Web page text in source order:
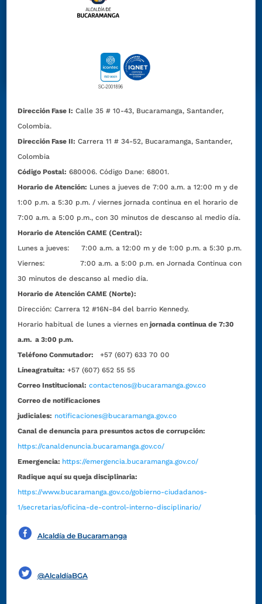
Dirección Fase I: Calle 35 # 10-43, Bucaramanga, Santander,
Colombia.
Dirección Fase II: Carrera 11 # 34-52, Bucaramanga, Santander,
Colombia
Código Postal: 680006. Código Dane: 68001.
Horario de Atención: Lunes a jueves de 7:00 a.m. a 12:00 m y de
1:00 p.m. a 5:30 p.m. / viernes jornada continua en el horario de
7:00 a.m. a 5:00 p.m., con 30 minutos de descanso al medio día.
Horario de Atención CAME (Central):
Lunes a jueves: 7:00 a.m. a 12:00 m y de 1:00 p.m. a 5:30 p.m.
Viernes: 7:00 a.m. a 5:00 p.m. en Jornada Continua con
30 minutos de descanso al medio día.
Horario de Atención CAME (Norte):
Dirección:Carrera 12 #16N-84 del barrio Kennedy.
Horario habitual de lunes a viernes en jornada continua de 7:30
a.m. a 3:00 p.m.
Teléfono Conmutador:
+57 (607) 633 70 00
Líneagratuita: +57 (607) 652 55 55
Correo Institucional: contactenos@bucaramanga.gov.co
Correo de notificaciones
judiciales: notificaciones@bucaramanga.gov.co
Canal de denuncia para presuntos actos de corrupción:
https://canaldenuncia.bucaramanga.gov.co/
Emergencia: https://emergencia.bucaramanga.gov.co/
Radique aquí su queja disciplinaria:
https://www.bucaramanga.gov.co/gobierno-ciudadanos-
1/secretarias/oficina-de-control-interno-disciplinario/
Alcaldía de Bucaramanga
@AlcaldíaBGA